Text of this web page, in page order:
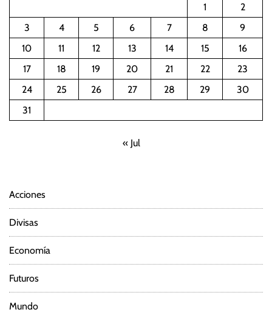
1
2
3
4 5 6 7 8
9
10
11 12 13 14 15
16
17
18 19 20 21 22
23
24
25 26 27 28 29
30
31
« Jul
Acciones
Divisas
Economía
Futuros
Mundo